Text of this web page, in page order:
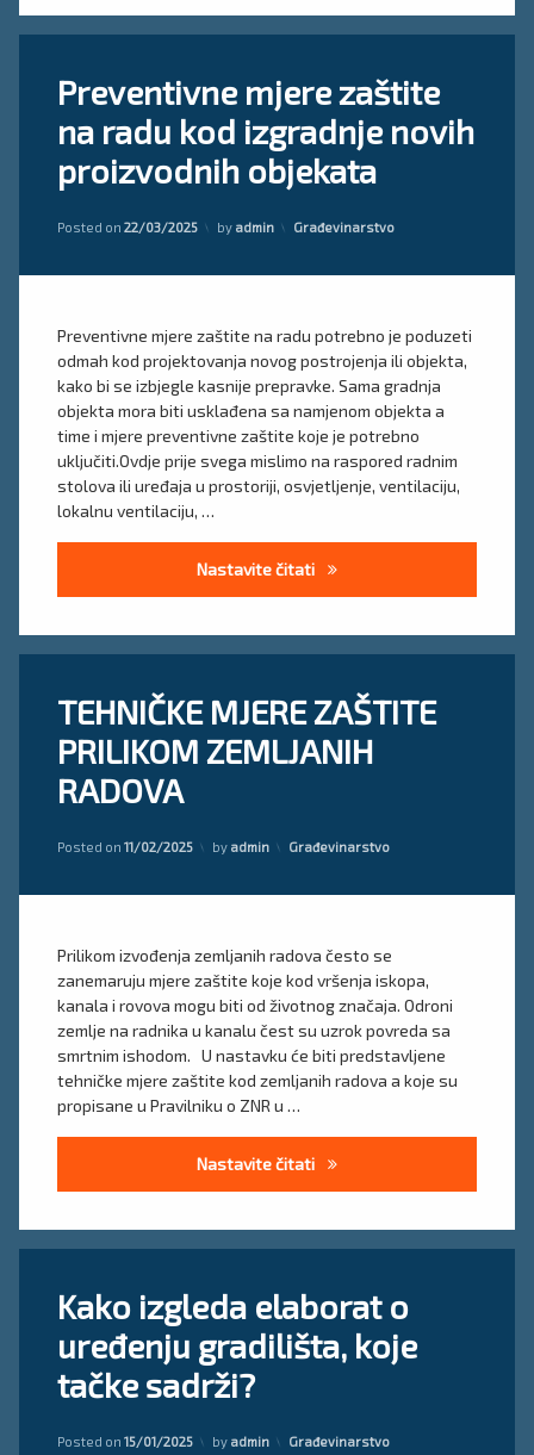
Preventivne mjere zaštite
na radu kod izgradnje novih
proizvodnih objekata
Posted on 22/03/2025 by admin Kategorije:
Građevinarstvo
Preventivne mjere zaštite na radu potrebno je poduzeti
odmah kod projektovanja novog postrojenja ili objekta,
kako bi se izbjegle kasnije prepravke. Sama gradnja
objekta mora biti usklađena sa namjenom objekta a
time i mjere preventivne zaštite koje je potrebno
uključiti.Ovdje prije svega mislimo na raspored radnim
stolova ili uređaja u prostoriji, osvjetljenje, ventilaciju,
lokalnu ventilaciju, …
Nastavite čitati Preventivne mjere zaštite
komentar
on
Preventivne
mjere
zaštite
na
kod
novih
TEHNIČKE MJERE ZAŠTITE
PRILIKOM ZEMLJANIH
RADOVA
Posted on 11/02/2025 by admin Kategorije:
Građevinarstvo
Prilikom izvođenja zemljanih radova često se
zanemaruju mjere zaštite koje kod vršenja iskopa,
kanala i rovova mogu biti od životnog značaja. Odroni
zemlje na radnika u kanalu čest su uzrok povreda sa
smrtnim ishodom. U nastavku će biti predstavljene
tehničke mjere zaštite kod zemljanih radova a koje su
propisane u Pravilniku o ZNR u …
Nastavite čitati TEHNIČKE MJERE ZAŠTITE
građevinski
iskopi
građevinarstvu
mjere
komentar
on
TEHNIČKE
MJERE
ZAŠTITE
PRILIKOM
RADOVA
Kako izgleda elaborat o
uređenju gradilišta, koje
tačke sadrži?
Posted on 15/01/2025 by admin Kategorije:
Građevinarstvo
elaborat
radilište
primjer
elaborata
komentar
on
Kako
izgleda
elaborat
o
gradilišta,